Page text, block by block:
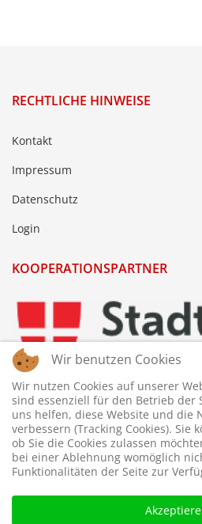
RECHTLICHE HINWEISE
Kontakt
Impressum
Datenschutz
Login
KOOPERATIONSPARTNER
Wir benutzen Cookies
Wir nutzen Cookies auf unserer
sind essenziell für den Betrieb der
uns helfen, diese Website und die
verbessern (Tracking Cookies). Sie
ob Sie die Cookies zulassen
bei einer Ablehnung womöglich
Funktionalitäten der Seite zur